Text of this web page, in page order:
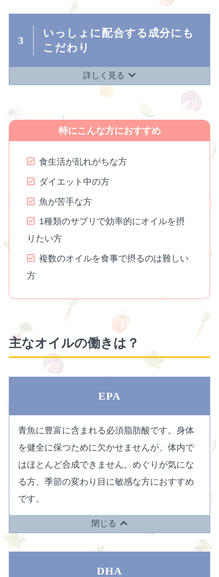
3
いっしょに配合する成分にも
こだわり
詳しく見る
特にこんな方におすすめ
食生活が乱れがちな方
ダイエット中の方
魚が苦手な方
1種類のサプリで効率的にオイルを摂
りたい方
複数のオイルを食事で摂るのは難しい
方
主なオイルの働きは？
EPA
青魚に豊富に含まれる必須脂肪酸です。身体
を健全に保つために欠かせませんが、体内で
はほとんど合成できません。めぐりが気にな
る方、季節の変わり目に敏感な方におすすめ
です。
閉じる
DHA